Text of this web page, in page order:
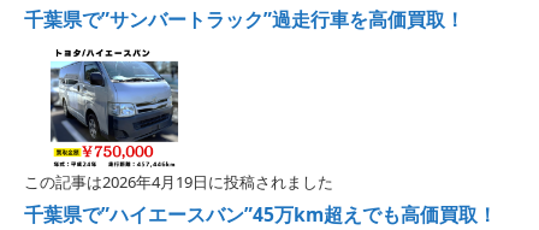
千葉県で”サンバートラック”過走行車を高価買取！
この記事は2026年4月19日に投稿されました
千葉県で”ハイエースバン”45万km超えでも高価買取！